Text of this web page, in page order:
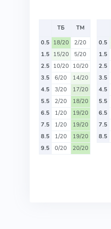
ТБ
ТМ
0.5 18/20
2/20
1.5 15/20
5/20
2.5 10/20 10/20
3.5
6/20
14/20
4.5
3/20
17/20
5.5
2/20
18/20
6.5
1/20
19/20
7.5
1/20
19/20
8.5
1/20
19/20
9.5
0/20 20/20
0.5
1.5
2.5
3.5
4.5
5.5
6.5
7.5
8.5